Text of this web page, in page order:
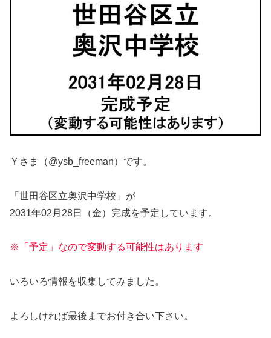
Ｙさま（@ysb_freeman）です。
「世田谷区立奥沢中学校」が
2031年02月28日（金）完成を予定しています。
※「予定」なので変動する可能性はあります
いろいろ情報を収集してみました。
よろしければ最後までお付き合い下さい。